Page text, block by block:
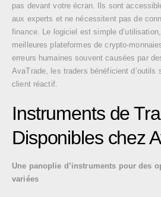
pas devant votre écran. Ils sont
aux experts et ne nécessitent pas de
finance. Le logiciel est simple
meilleures plateformes de crypto-
erreurs humaines souvent causées par
AvaTrade, les traders bénéficient d’outils
client réactif.
Instruments de
Disponibles chez
Une panoplie d’instruments pour des
variées